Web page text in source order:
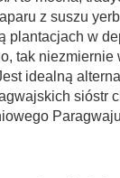
z suszu
plantacjach w
tak
idealną